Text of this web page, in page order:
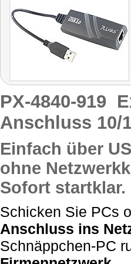
PX-4840-919
Anschluss 10/
Einfach über
ohne
Sofort startklar.
Schicken Sie PCs
Anschluss ins
Schnäppchen-PC